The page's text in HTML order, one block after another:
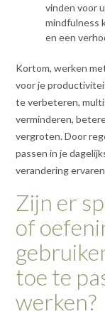
vinden voor
mindfulness
en een
Kortom, werken
voor je
te verbeteren,
verminderen,
vergroten. Door
passen in je
verandering
Zijn er
of
toe te
werken?